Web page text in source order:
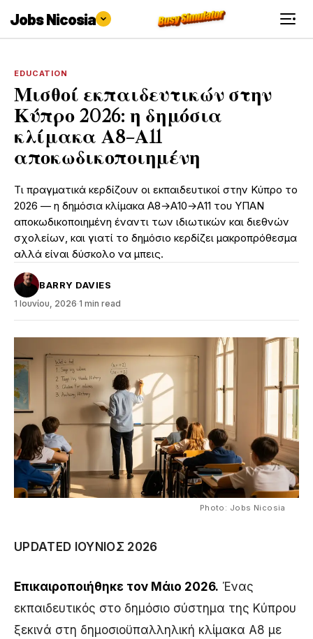
Jobs Nicosia
EDUCATION
Μισθοί εκπαιδευτικών στην
Κύπρο 2026: η δημόσια
κλίμακα Α8–Α11
αποκωδικοποιημένη
Τι πραγματικά κερδίζουν οι εκπαιδευτικοί στην Κύπρο το
2026 — η δημόσια κλίμακα Α8→Α10→Α11 του ΥΠΑΝ
αποκωδικοποιημένη έναντι των ιδιωτικών και διεθνών
σχολείων, και γιατί το δημόσιο κερδίζει μακροπρόθεσμα
αλλά είναι δύσκολο να μπεις.
BARRY DAVIES
1 Ιουνίου, 2026·1 min read
Photo: Jobs Nicosia
UPDATED ΙΟΎΝΙΟΣ 2026
Επικαιροποιήθηκε τον Μάιο 2026. Ένας
εκπαιδευτικός στο δημόσιο σύστημα της Κύπρου
ξεκινά στη δημοσιοϋπαλληλική κλίμακα Α8 με